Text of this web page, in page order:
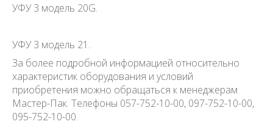
УФУ 3 модель 20G.
УФУ 3 модель 21.
За более подробной информацией относительно
характеристик оборудования и условий
приобретения можно обращаться к менеджерам
Мастер-Пак. Телефоны 057-752-10-00, 097-752-10-00,
095-752-10-00.